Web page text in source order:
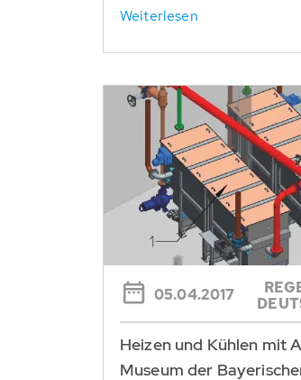
Weiterlesen
05.04.2017
Heizen und Kühlen mit
Museum der